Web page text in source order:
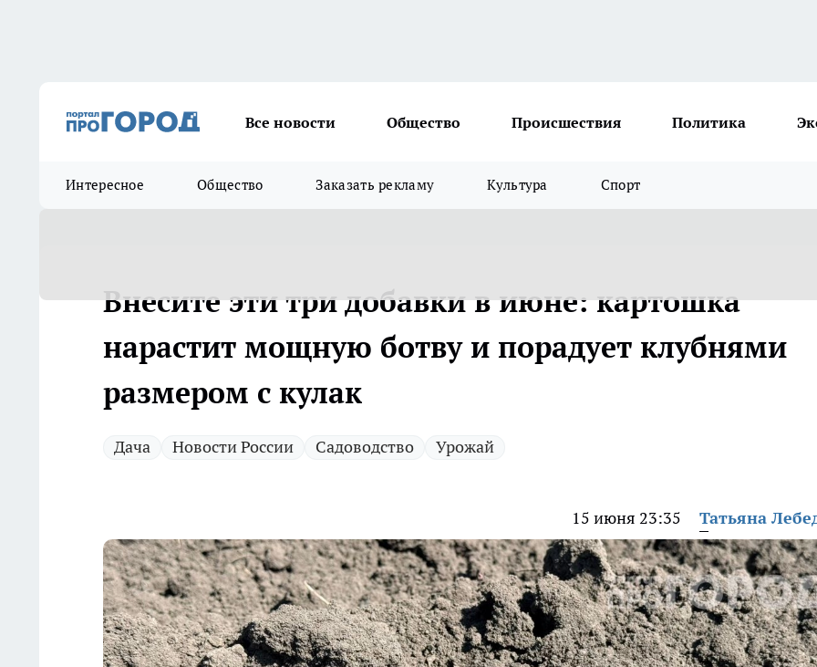
Все новости Общество Происшествия Политика
Интересное Общество Заказать рекламу Культура Спорт
Внесите эти три добавки в июне: картошка
нарастит мощную ботву и порадует клубнями
размером с кулак
Дача Новости России Садоводство Урожай
15 июня 23:35 Татьяна